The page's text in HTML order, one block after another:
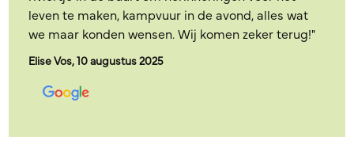
leven te maken, kampvuur in de avond, alles wat
we maar konden wensen. Wij komen zeker terug!"
Elise Vos, 10 augustus 2025